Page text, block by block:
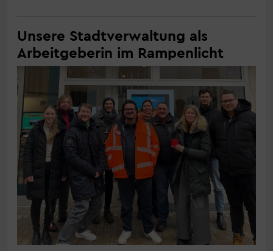
Unsere Stadtverwaltung als
Arbeitgeberin im Rampenlicht